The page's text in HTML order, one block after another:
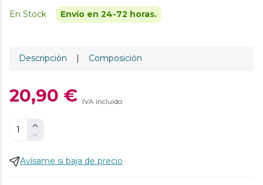
En Stock Envío en 24-72 horas.
Descripción | Composición
20,90 € IVA incluido
Avísame si baja de precio